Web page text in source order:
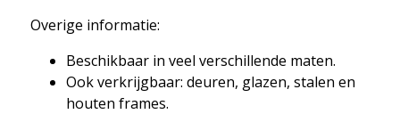
Overige informatie:
Beschikbaar in veel verschillende maten.
Ook verkrijgbaar: deuren, glazen, stalen en
houten frames.